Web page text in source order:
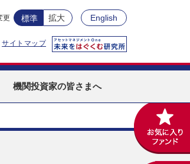
更 標準 拡大 English
サイトマップ
機関投資家の皆さまへ